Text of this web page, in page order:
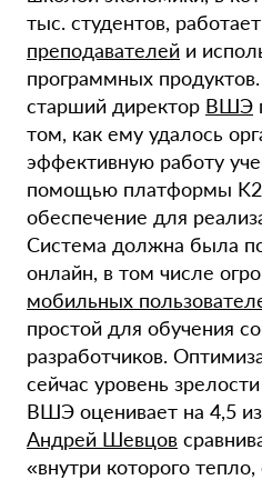
тыс. студентов,
преподавателей и
программных продуктов.
старший директор ВШЭ
том, как ему удалось
эффективную работу
помощью платформы
обеспечение для
Система должна была
онлайн, в том числе
мобильных
простой для обучения
разработчиков.
сейчас уровень
ВШЭ оценивает на 4,5
Андрей Шевцов
«внутри которого тепло,